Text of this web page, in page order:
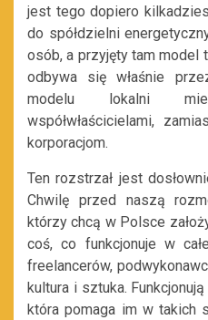
jest tego dopiero
do spółdzielni
osób, a przyjęty tam model
odbywa się właśnie
modelu lokalni
współwłaścicielami,
korporacjom.
Ten rozstrzał jest
Chwilę przed naszą
którzy chcą w Polsce
coś, co funkcjonuje w
freelancerów,
kultura i sztuka.
która pomaga im w takich